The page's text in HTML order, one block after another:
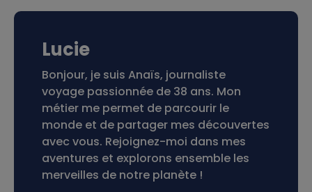
Lucie
Bonjour, je suis Anaïs, journaliste
voyage passionnée de 38 ans. Mon
métier me permet de parcourir le
monde et de partager mes découvertes
avec vous. Rejoignez-moi dans mes
aventures et explorons ensemble les
merveilles de notre planète !